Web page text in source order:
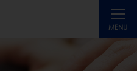
MENU
Toggle